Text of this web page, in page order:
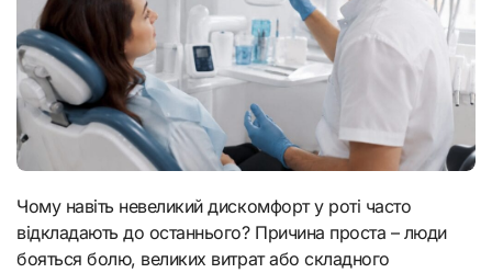
Чому навіть невеликий дискомфорт у роті часто
відкладають до останнього? Причина проста – люди
бояться болю, великих витрат або складного